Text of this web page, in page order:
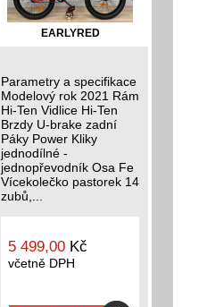
EARLYRED
Parametry a specifikace
Modelový rok 2021 Rám
Hi-Ten Vidlice Hi-Ten
Brzdy U-brake zadní
Páky Power Kliky
jednodílné -
jednopřevodník Osa Fe
Vícekolečko pastorek 14
zubů,...
5 499,00 Kč
včetně DPH